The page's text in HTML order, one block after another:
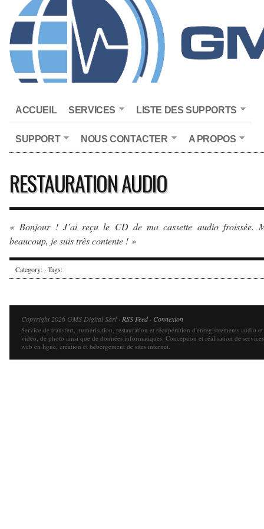
ACCUEIL SERVICES LISTE DES SUPPORTS
SUPPORT NOUS CONTACTER A PROPOS
RESTAURATION AUDIO
« Bonjour ! J’ai reçu le CD de ma cassette audio froissée.
beaucoup, je suis très contente ! »
Category: · Tags:
Copyright 2026 GMS Digital Sàrl · RSS Feed· Connexion
Service de transfert, numérisation, restauration et récupération d'enregistrements audio et
vidéo, de photo ainsi que de données informatiques. Conception et réalisation de services
web en ligne, création et hébergement de sites internet.